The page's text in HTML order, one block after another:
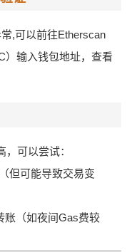
,可以前往Etherscan
）输入钱包地址，查看
可以尝试：
但可能导致交易变
账（如夜间Gas费较